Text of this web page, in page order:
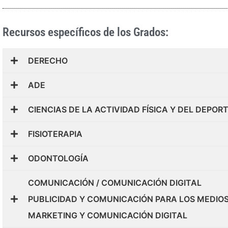
Recursos específicos de los Grados:
DERECHO
ADE
CIENCIAS DE LA ACTIVIDAD FÍSICA Y DEL
FISIOTERAPIA
ODONTOLOGÍA
COMUNICACIÓN / COMUNICACIÓN DIGITAL
PUBLICIDAD Y COMUNICACIÓN PARA LOS
MARKETING Y COMUNICACIÓN DIGITAL